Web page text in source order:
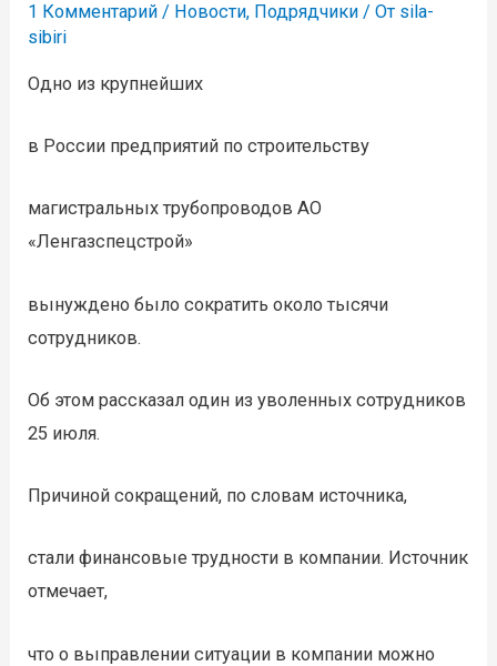
1 Комментарий / Новости, Подрядчики / От sila-
sibiri
Одно из крупнейших
в России предприятий по строительству
магистральных трубопроводов АО
«Ленгазспецстрой»
вынуждено было сократить около тысячи
сотрудников.
Об этом рассказал один из уволенных сотрудников
25 июля.
Причиной сокращений, по словам источника,
стали финансовые трудности в компании. Источник
отмечает,
что о выправлении ситуации в компании можно